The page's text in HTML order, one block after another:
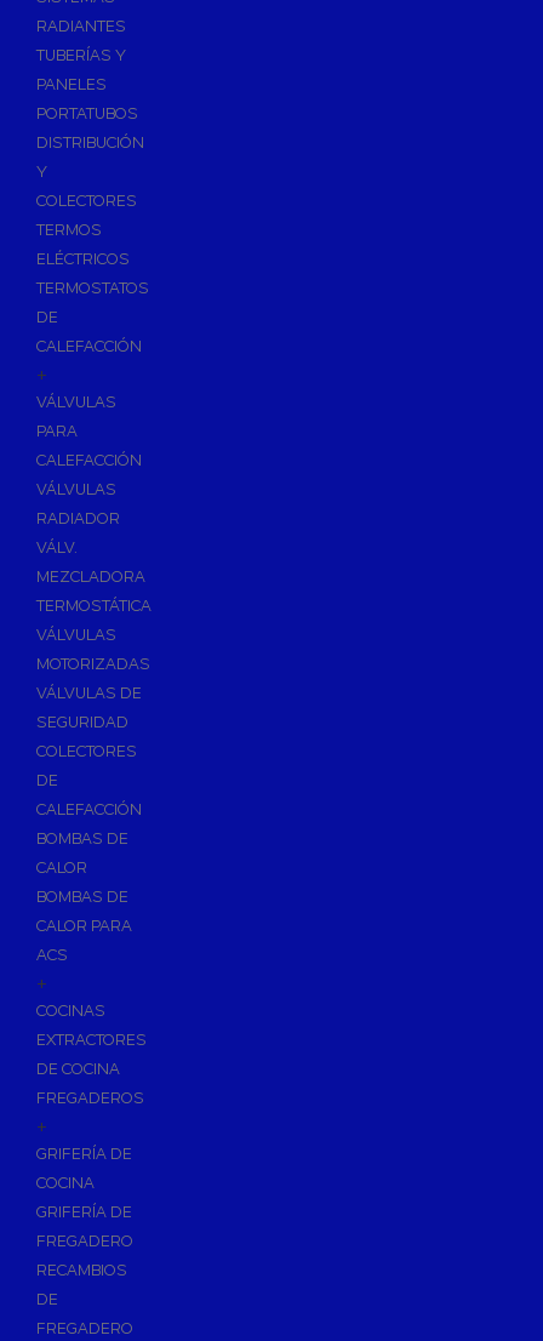
Ósmosis con Depósito
Recambios de Ósmosis
Grifería de Ósmosis
Regulación y Dosificación de Agua
RADIANTES
TUBERÍAS Y
PANELES
PORTATUBOS
DISTRIBUCIÓN
Y
COLECTORES
TERMOS
ELÉCTRICOS
TERMOSTATOS
DE
CALEFACCIÓN
+
VÁLVULAS
PARA
CALEFACCIÓN
VÁLVULAS
RADIADOR
VÁLV.
MEZCLADORA
TERMOSTÁTICA
VÁLVULAS
MOTORIZADAS
VÁLVULAS DE
SEGURIDAD
COLECTORES
DE
CALEFACCIÓN
BOMBAS DE
CALOR
BOMBAS DE
CALOR PARA
ACS
+
COCINAS
EXTRACTORES
DE COCINA
FREGADEROS
+
GRIFERÍA DE
COCINA
GRIFERÍA DE
FREGADERO
RECAMBIOS
DE
FREGADERO